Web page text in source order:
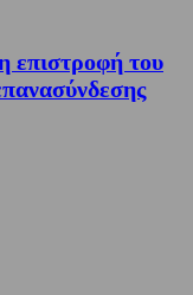
επιστροφή του